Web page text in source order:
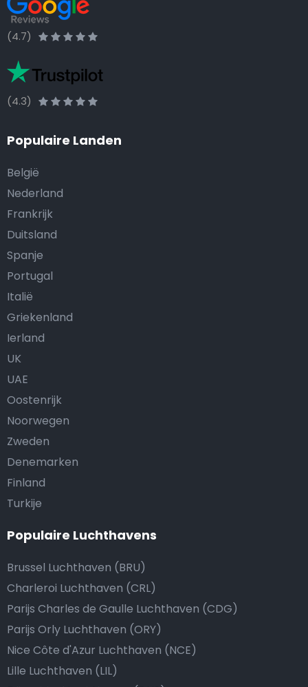
(4.7)
(4.3)
Populaire Landen
België
Nederland
Frankrijk
Duitsland
Spanje
Portugal
Italië
Griekenland
Ierland
UK
UAE
Oostenrijk
Noorwegen
Zweden
Denemarken
Finland
Turkije
Populaire Luchthavens
Brussel Luchthaven (BRU)
Charleroi Luchthaven (CRL)
Parijs Charles de Gaulle Luchthaven (CDG)
Parijs Orly Luchthaven (ORY)
Nice Côte d'Azur Luchthaven (NCE)
Lille Luchthaven (LIL)